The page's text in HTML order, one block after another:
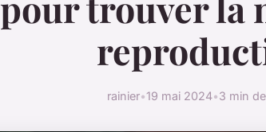
rainier•19 mai 2024•3 min